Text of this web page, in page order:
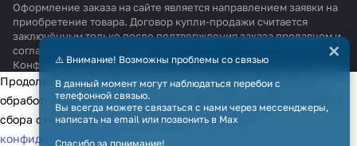
Оформление заказа на сайте является направлением заявки на
приобретение товара. Договор купли-продажи считается
заключённым только после подтверждения заказа продавцом и
согласования всех условий.
КонфиденциальностьОферта
⚠️ Внимание! Возможны проблемы со связью
В данный момент могут наблюдаться перебои с
телефонной связью.
Вы всегда можете связаться с нами через мессенджеры,
написать на email или позвонить в Max
Спасибо за понимание!
×
Продолжая использовать наш сайт, вы даёте согласие на
обработку файлов cookie в целях функционирования сайта и
сбора статистики в соответствии сполитикой
конфиденциальности